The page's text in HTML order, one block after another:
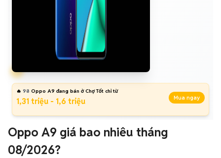
🔥 98 Oppo A9 đang bán ở Chợ Tốt chỉ từ
1,31 triệu - 1,6 triệu Mua ngay
Oppo A9 giá bao nhiêu tháng
08/2026?